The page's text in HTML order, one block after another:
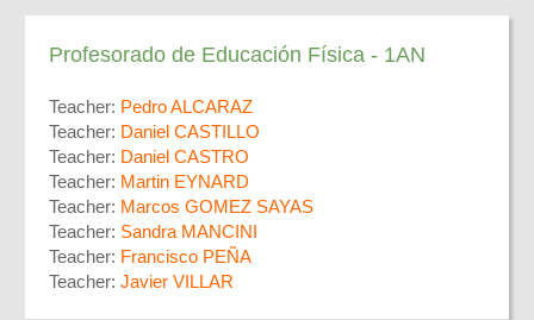
Profesorado de Educación Física - 1AN
Teacher: Pedro ALCARAZ
Teacher: Daniel CASTILLO
Teacher: Daniel CASTRO
Teacher: Martin EYNARD
Teacher: Marcos GOMEZ SAYAS
Teacher: Sandra MANCINI
Teacher: Francisco PEÑA
Teacher: Javier VILLAR